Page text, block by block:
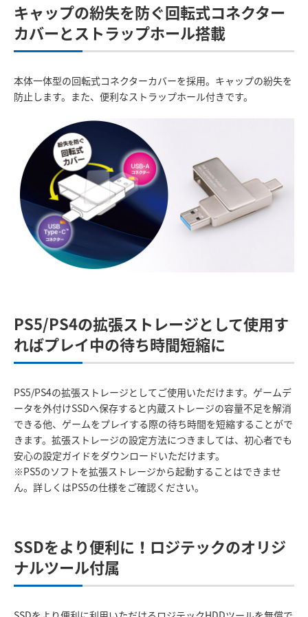
キャップの紛失を防ぐ回転式コネクター
カバーとストラップホール搭載
本体一体型の回転式コネクターカバーを採用。キャップの紛失を
防止します。また、便利なストラップホール付きです。
PS5/PS4の拡張ストレージとして使用す
ればプレイ中の待ち時間短縮に
PS5/PS4の拡張ストレージとしてご使用いただけます。ゲームデ
ータを外付けSSDへ保存すると内蔵ストレージの容量不足を解消
できる他、ゲームをプレイする際の待ち時間を短縮することがで
きます。拡張ストレージの設定方法につきましては、初心者でも
安心の設定ガイドをダウンロードいただけます。
※PS5のソフトを拡張ストレージから起動することはできませ
ん。詳しくはPS5の仕様をご確認ください。
SSDをより便利に！ロジテックのオリジ
ナルツール付属